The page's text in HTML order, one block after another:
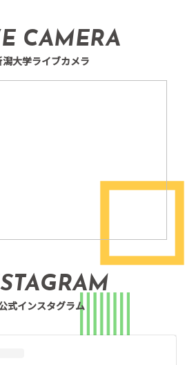
CAMERA
潟大学ライブカメラ
式インスタグラム